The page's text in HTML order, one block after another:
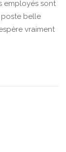
employés sont
poste belle
vraiment